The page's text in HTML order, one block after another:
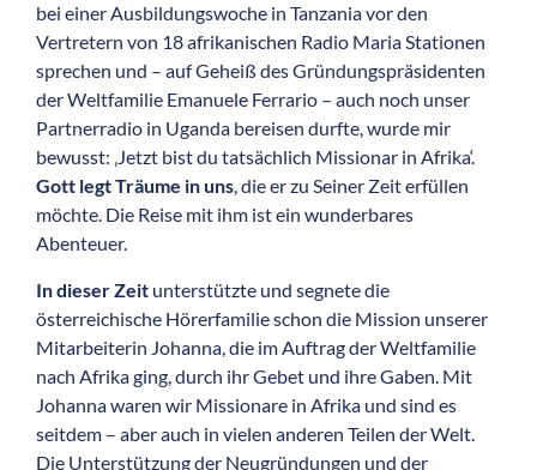
bei einer Ausbildungswoche in Tanzania vor den
Vertretern von 18 afrikanischen Radio Maria Stationen
sprechen und – auf Geheiß des Gründungspräsidenten
der Weltfamilie Emanuele Ferrario – auch noch unser
Partnerradio in Uganda bereisen durfte, wurde mir
bewusst: ‚Jetzt bist du tatsächlich Missionar in Afrika‘.
Gott legt Träume in uns, die er zu Seiner Zeit erfüllen
möchte. Die Reise mit ihm ist ein wunderbares
Abenteuer.
In dieser Zeit unterstützte und segnete die
österreichische Hörerfamilie schon die Mission unserer
Mitarbeiterin Johanna, die im Auftrag der Weltfamilie
nach Afrika ging, durch ihr Gebet und ihre Gaben. Mit
Johanna waren wir Missionare in Afrika und sind es
seitdem – aber auch in vielen anderen Teilen der Welt.
Die Unterstützung der Neugründungen und der